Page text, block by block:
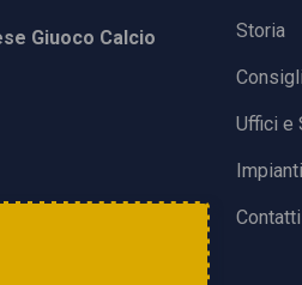
Giuoco Calcio
Storia
Uffici e
Contatti